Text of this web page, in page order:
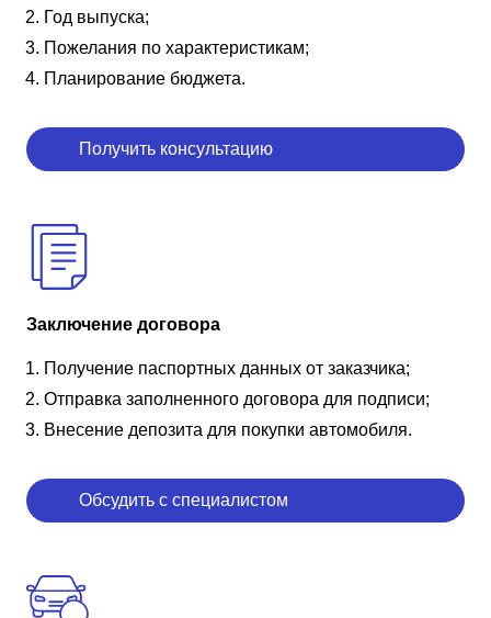
Год выпуска;
Пожелания по характеристикам;
Планирование бюджета.
Получить консультацию
Заключение договора
Получение паспортных данных от заказчика;
Отправка заполненного договора для подписи;
Внесение депозита для покупки автомобиля.
Обсудить с специалистом